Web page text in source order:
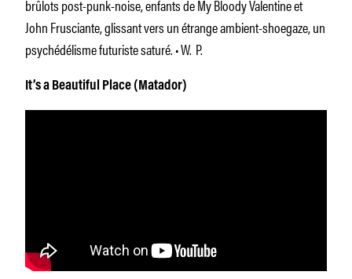
brûlots post-punk-noise, enfants de My Bloody Valentine et
John Frusciante, glissant vers un étrange ambient-shoegaze, un
psychédélisme futuriste saturé. • W. P.
It’s a Beautiful Place (Matador)